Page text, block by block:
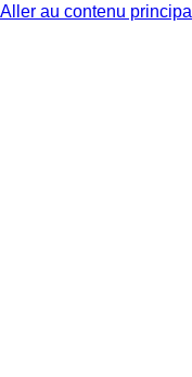
Aller au contenu principal